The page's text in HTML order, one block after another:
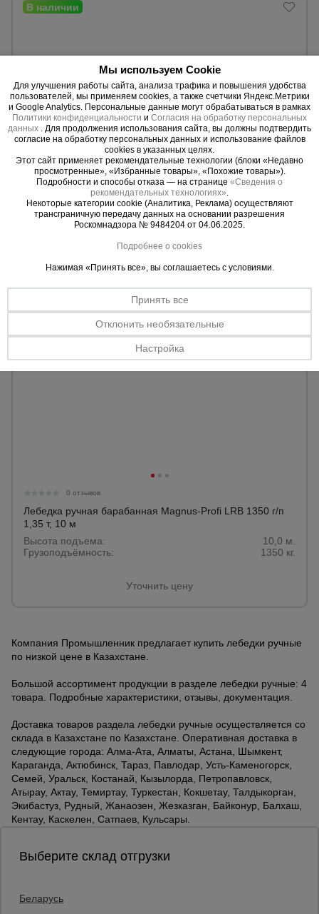
0 отзывов
Лебедка ручная барабанная Magnus-Profi LRB 1100 г/п
1,1 т, 10 м
Высота подъема:
Уточнить цену
0 отзывов
Лебедка ручная барабанная Magnus-Profi LRB 1350 г/п
1,35 т, 10 м
Высота подъема:
10,0 м.
Грузоподъёмность:
1350 кг.
Уточнить цену
Компания Промышленник предлагает купить лебедки ручные
по низкой цене в Казахстане.
Большой ассортимент продукции в разделе лебедки ручные: 4
товара. Подробные характеристики, отзывы, документация.
Доставка товаров раздела лебедки ручные осуществляется со
склада в Казахстане по Казахстане. Оперативная доставка в
следующие города: Алма-Ата, Алматы, Астана, Шымкент,
Караганда, Актюбинск, Тараз, Павлодар, Усть-Каменогорск,
Семей, Уральск, Костанай, Кызылорда, Петропавловск,
Атырау, Актау, Темиртау, Туркестан, Кокшетау, Талдыкорган,
Экибастуз, Рудный, Жанаозен, Жезказган, Байконур, Балхаш,
Кентау, Каскелен, Сатпаев, Кульсары.
Выберите склад отгрузки
Беларусь
Лестницы
и
стремянки
Штукатурные
комплекты
Сварочные
Тепловые
пушки
Металл и
металлообработка
Мы используем Cookie
Для улучшения работы сайта, анализа трафика и повышения удобства
пользователей, мы применяем cookies, а также счетчики Яндекс.Метрики
и Google Analytics. Персональные данные могут обрабатываться в рамках
Политики конфиденциальности и Согласия на обработку персональных
данных . Для продолжения использования сайта, вы должны подтвердить
согласие на обработку персональных данных и использование файлов
cookies в указанных целях.
Этот сайт применяет рекомендательные технологии (блоки «Недавно
просмотренные», «Избранные товары», «Похожие товары»).
Подробности и способы отказа — на странице «Сведения о
рекомендательных технологиях».
Некоторые категории cookie (Аналитика, Реклама) осуществляют
трансграничную передачу данных на основании разрешения
Роскомнадзора № 9484204 от 04.06.2025.
Подробнее о cookies
Нажимая «Принять все», вы соглашаетесь с условиями.
Принять все
Отклонить необязательные
Настройка